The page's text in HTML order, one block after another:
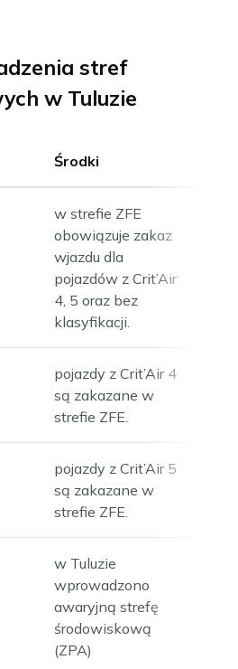
stref
w Tuluzie
Środki
w strefie ZFE
obowiązuje zakaz
wjazdu dla
pojazdów z Crit’Air
4, 5 oraz bez
klasyfikacji.
pojazdy z Crit’Air 4
są zakazane w
strefie ZFE.
pojazdy z Crit’Air 5
są zakazane w
strefie ZFE.
w Tuluzie
wprowadzono
awaryjną strefę
środowiskową
(ZPA)